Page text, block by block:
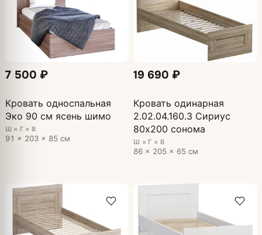
7 500 ₽
Кровать односпальная
Эко 90 см ясень шимо
Ш × Г × В
91 × 203 × 85 см
19 690 ₽
Кровать одинарная
2.02.04.160.3 Сириус
80х200 сонома
Ш × Г × В
86 × 205 × 65 см